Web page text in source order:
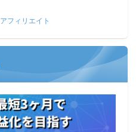
アフィリエイト